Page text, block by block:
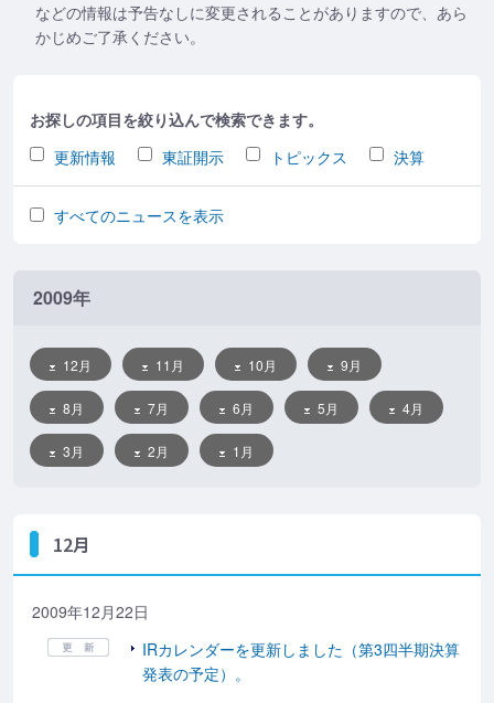
などの情報は予告なしに変更されることがありますので、あら
かじめご了承ください。
お探しの項目を絞り込んで検索できます。
更新情報
東証開示 トピックス 決算
すべてのニュースを表示
2009年
12月 11月 10月 9月
8月 7月 6月 5月 4月
3月 2月 1月
12月
2009年12月22日
IRカレンダーを更新しました（第3四半期決算
発表の予定）。